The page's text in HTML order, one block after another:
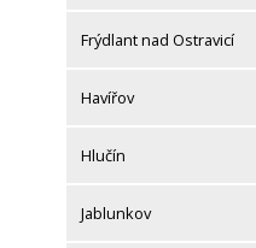
Frýdlant nad Ostravicí
Havířov
Hlučín
Jablunkov